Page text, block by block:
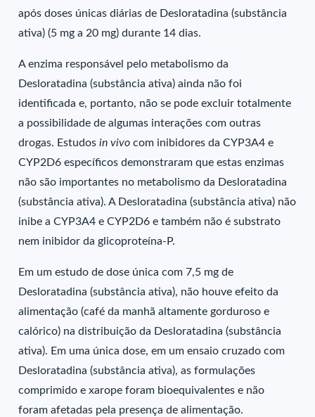
após doses únicas diárias de Desloratadina (substância
ativa) (5 mg a 20 mg) durante 14 dias.
A enzima responsável pelo metabolismo da
Desloratadina (substância ativa) ainda não foi
identificada e, portanto, não se pode excluir totalmente
a possibilidade de algumas interações com outras
drogas. Estudosin vivo com inibidores da CYP3A4 e
CYP2D6 específicos demonstraram que estas enzimas
não são importantes no metabolismo da Desloratadina
(substância ativa). A Desloratadina (substância ativa) não
inibe a CYP3A4 e CYP2D6 e também não é substrato
nem inibidor da glicoproteína-P.
Em um estudo de dose única com 7,5 mg de
Desloratadina (substância ativa), não houve efeito da
alimentação (café da manhã altamente gorduroso e
calórico) na distribuição da Desloratadina (substância
ativa). Em uma única dose, em um ensaio cruzado com
Desloratadina (substância ativa), as formulações
comprimido e xarope foram bioequivalentes e não
foram afetadas pela presença de alimentação.